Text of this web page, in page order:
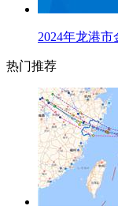
2024年龙港市
热门推荐